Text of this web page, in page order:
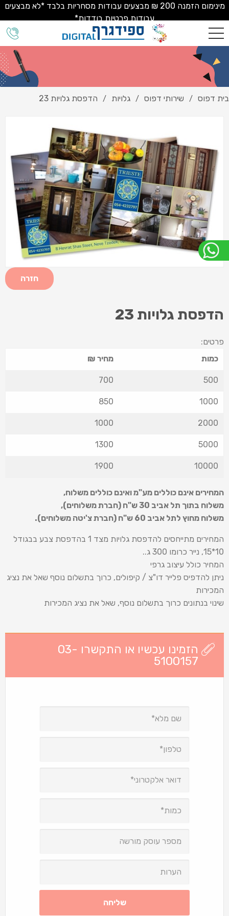
מינימום הזמנה 200 ₪ מבצעים עבודות מסחריות בלבד *לא מבצעים
עבודות פרטיות בודדות*
בית דפוס / שירותי דפוס / גלויות / הדפסת גלויות 23
חזרה
הדפסת גלויות 23
פרטים:
כמות
מחיר ₪
500
700
1000
850
2000
1000
5000
1300
10000
1900
המחירים אינם כוללים מע"מ ואינם כוללים משלוח,
משלוח בתוך תל אביב 30 ש
"ח (חברת משלוחים),
משלוח מחוץ לתל אביב 60 ש
"ח (חברת צ'יטה משלוחים).
המחירים מתייחסים להדפסת גלויות מצד 1 בהדפסת צבע בבגודל
10*15, נייר כרומו 300 ג..
המחיר כולל עיצוב גרפי
ניתן להדפיס פלייר דו"צ / קיפולים, כרוך בתשלום נוסף שאל את נציג
המכירות
שינוי בנתונים כרוך בתשלום נוסף, שאל את נציג המכירות
הזמינו עכשיו או התקשרו 03-
5100157